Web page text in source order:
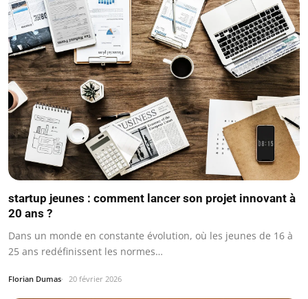
startup jeunes : comment lancer son projet innovant à
20 ans ?
Dans un monde en constante évolution, où les jeunes de 16 à
25 ans redéfinissent les normes…
Florian Dumas 20 février 2026